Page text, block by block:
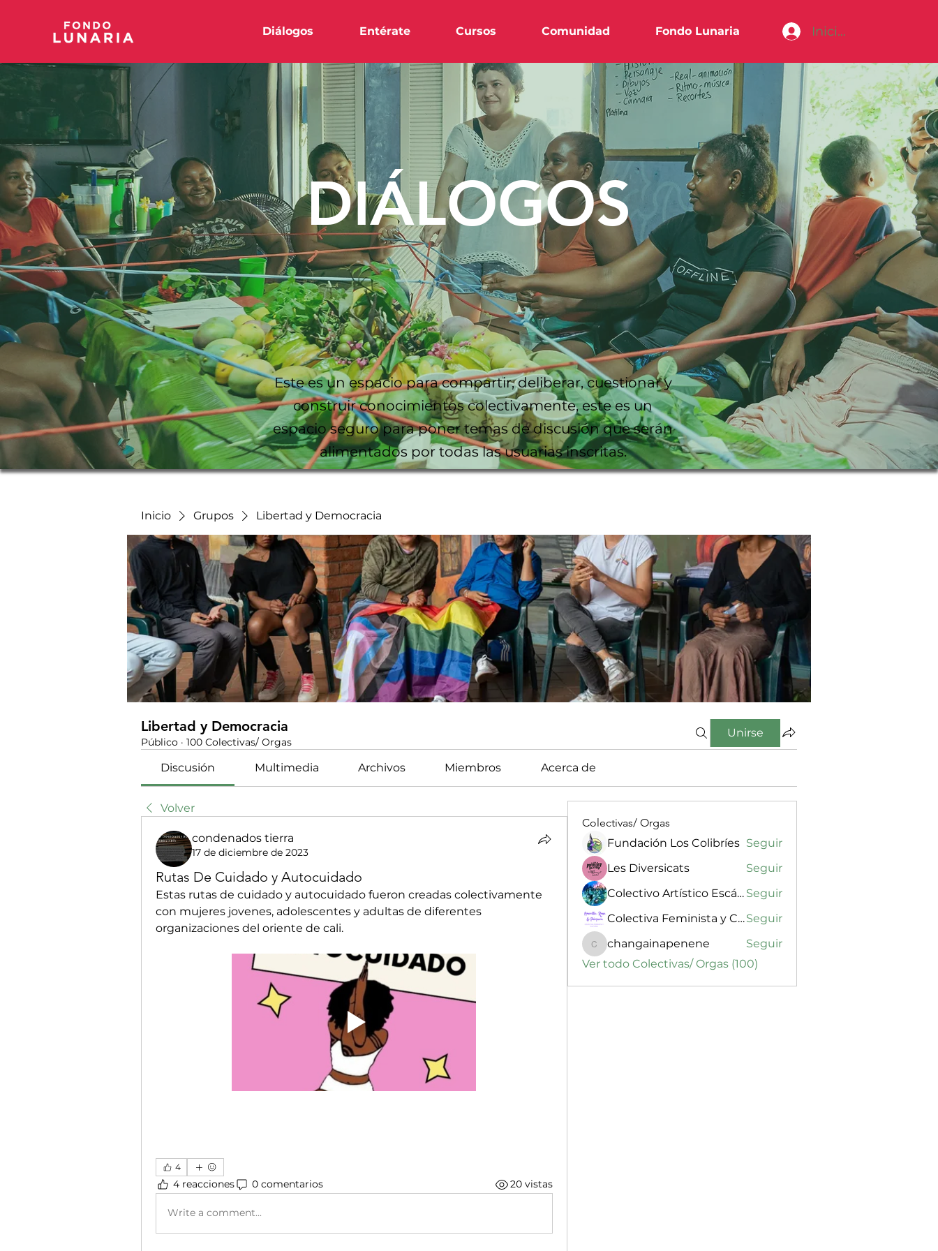
Diálogos Entérate Cursos Comunidad Fondo Lunaria Iniciar sesión
DIÁLOGOS
Este es un espacio para compartir, deliberar, cuestionar y
construir conocimientos colectivamente, este es un
espacio seguro para poner temas de discusión que serán
alimentados por todas las usuarias inscritas.
Inicio Grupos Libertad y Democracia
Libertad y Democracia
Público · 100 Colectivas/ Orgas
Unirse
Discusión Multimedia Archivos Miembros Acerca de
Volver
condenados tierra
17 de diciembre de 2023
Rutas De Cuidado y Autocuidado
Estas rutas de cuidado y autocuidado fueron creadas colectivamente
con mujeres jovenes, adolescentes y adultas de diferentes
organizaciones del oriente de cali.
4
4 reacciones 0 comentarios 20 vistas
Write a comment...
Colectivas/ Orgas
Fundación Los Colibríes Seguir
Les Diversicats
Seguir
Colectivo Artístico Escándalx Seguir
Colectiva Feminista y Cultural Amarilla, Rosa & PúrpuraSeguir
changainapenene
changainapenene
Seguir
Ver todo Colectivas/ Orgas (100)